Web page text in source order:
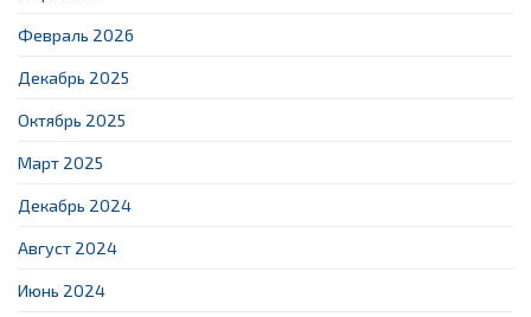
Февраль 2026
Декабрь 2025
Октябрь 2025
Март 2025
Декабрь 2024
Август 2024
Июнь 2024